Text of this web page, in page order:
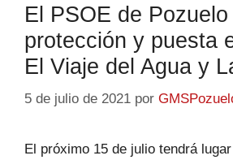
El PSOE de
protección y puesta
El Viaje del Agua y
5 de julio de 2021 por
El próximo 15 de julio tendrá